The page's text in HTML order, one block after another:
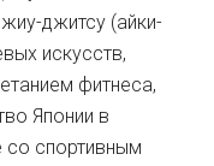
джитсу (айки-
искусств,
фитнеса,
Японии в
со спортивным